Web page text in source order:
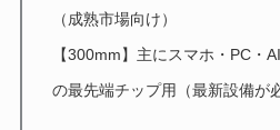
（成熟市場向け）
【300mm】主にスマホ・PC・
の最先端チップ用（最新設備が